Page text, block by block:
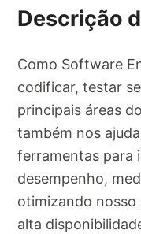
Descrição
Como Software
codificar, testar
principais áreas
também nos
ferramentas para
desempenho,
otimizando
alta